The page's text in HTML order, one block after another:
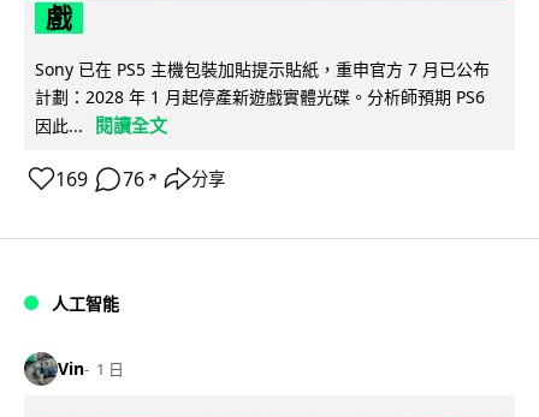
戲
Sony 已在 PS5 主機包裝加貼提示貼紙，重申官方 7 月已公布
計劃：2028 年 1 月起停產新遊戲實體光碟。分析師預期 PS6
因此...
閱讀全文
169 76 ↗ 分享
人工智能
Vin 1 日